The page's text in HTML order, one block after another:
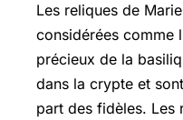
Les reliques de
considérées comme
précieux de la
dans la crypte et
part des fidèles. Les